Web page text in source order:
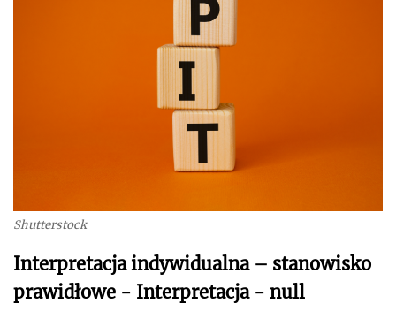
Shutterstock
Interpretacja indywidualna – stanowisko
prawidłowe - Interpretacja - null